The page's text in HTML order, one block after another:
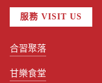
服務 VISIT US
合習聚落
甘樂食堂